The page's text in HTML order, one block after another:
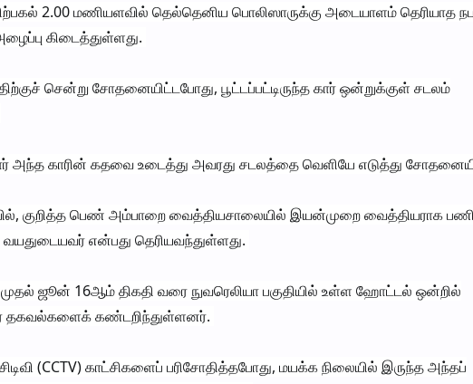
2.00 மணியளவில் தெல்தெனிய பொலிஸாருக்கு அடையாளம் தெரியாத
கிடைத்துள்ளது.
சென்று சோதனையிட்டபோது, பூட்டப்பட்டிருந்த கார் ஒன்றுக்குள் சடலம்
காரின் கதவை உடைத்து அவரது சடலத்தை வெளியே எடுத்து
குறித்த பெண் அம்பாறை வைத்தியசாலையில் இயன்முறை வைத்தியராக
என்பது தெரியவந்துள்ளது.
ஜூன் 16ஆம் திகதி வரை நுவரெலியா பகுதியில் உள்ள ஹோட்டல் ஒன்றில்
தகவல்களைக் கண்டறிந்துள்ளனர்.
(CCTV) காட்சிகளைப் பரிசோதித்தபோது, மயக்க நிலையில் இருந்த அந்தப்